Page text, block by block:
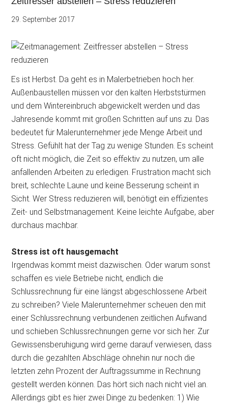
29. September 2017
Es ist Herbst. Da geht es in Malerbetrieben hoch her.
Außenbaustellen müssen vor den kalten Herbststürmen
und dem Wintereinbruch abgewickelt werden und das
Jahresende kommt mit großen Schritten auf uns zu. Das
bedeutet für Malerunternehmer jede Menge Arbeit und
Stress. Gefühlt hat der Tag zu wenige Stunden. Es scheint
oft nicht möglich, die Zeit so effektiv zu nutzen, um alle
anfallenden Arbeiten zu erledigen. Frustration macht sich
breit, schlechte Laune und keine Besserung scheint in
Sicht. Wer Stress reduzieren will, benötigt ein effizientes
Zeit- und Selbstmanagement. Keine leichte Aufgabe, aber
durchaus machbar.
Stress ist oft hausgemacht
Irgendwas kommt meist dazwischen. Oder warum sonst
schaffen es viele Betriebe nicht, endlich die
Schlussrechnung für eine längst abgeschlossene Arbeit
zu schreiben? Viele Malerunternehmer scheuen den mit
einer Schlussrechnung verbundenen zeitlichen Aufwand
und schieben Schlussrechnungen gerne vor sich her. Zur
Gewissensberuhigung wird gerne darauf verwiesen, dass
durch die gezahlten Abschläge ohnehin nur noch die
letzten zehn Prozent der Auftragssumme in Rechnung
gestellt werden können. Das hört sich nach nicht viel an.
Allerdings gibt es hier zwei Dinge zu bedenken: 1) Wie